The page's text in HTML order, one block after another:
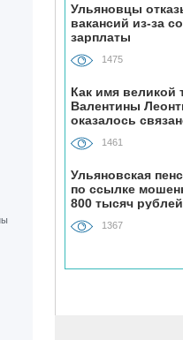
после выходных
06.08, 10:58
Радищевском
контроля
06.08, 10:38
Ракетная
Ульяновской
06.08, 10:00
палец подростка
Ульяновцы
вакансий из-за
зарплаты
1475
Как имя великой
Валентины
оказалось
областью
1461
Ульяновская
по ссылке
800 тысяч рублей
1367